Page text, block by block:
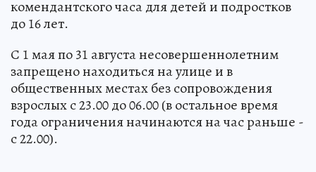
комендантского часа для детей и подростков
до 16 лет.
С 1 мая по 31 августа несовершеннолетним
запрещено находиться на улице и в
общественных местах без сопровождения
взрослых с 23.00 до 06.00 (в остальное время
года ограничения начинаются на час раньше -
с 22.00).